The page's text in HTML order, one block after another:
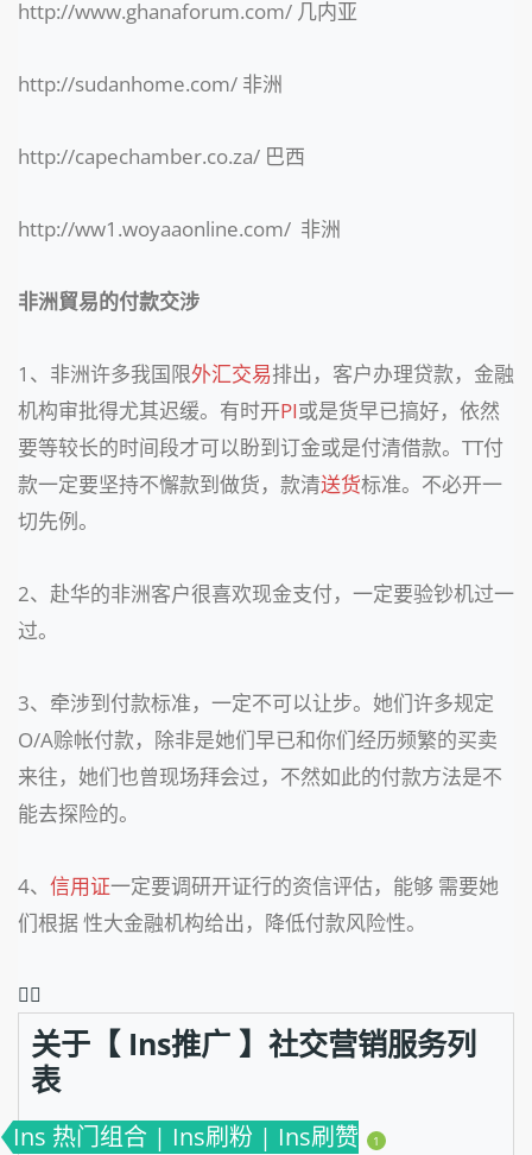
http://www.ghanaforum.com/ 几内亚
http://sudanhome.com/ 非洲
http://capechamber.co.za/ 巴西
http://ww1.woyaaonline.com/ 非洲
非洲貿易的付款交涉
1、非洲许多我国限外汇交易排出，客户办理贷款，金融
机构审批得尤其迟缓。有时开PI或是货早已搞好，依然
要等较长的时间段才可以盼到订金或是付清借款。TT付
款一定要坚持不懈款到做货，款清送货标准。不必开一
切先例。
2、赴华的非洲客户很喜欢现金支付，一定要验钞机过一
过。
3、牵涉到付款标准，一定不可以让步。她们许多规定
O/A赊帐付款，除非是她们早已和你们经历频繁的买卖
来往，她们也曾现场拜会过，不然如此的付款方法是不
能去探险的。
4、 信用证一定要调研开证行的资信评估，能够 需要她
们根据 性大金融机构给出，降低付款风险性。
❤️‍🔥
关于【 Ins推广 】社交营销服务列
表
Ins 热门组合 | Ins刷粉 | Ins刷赞 1